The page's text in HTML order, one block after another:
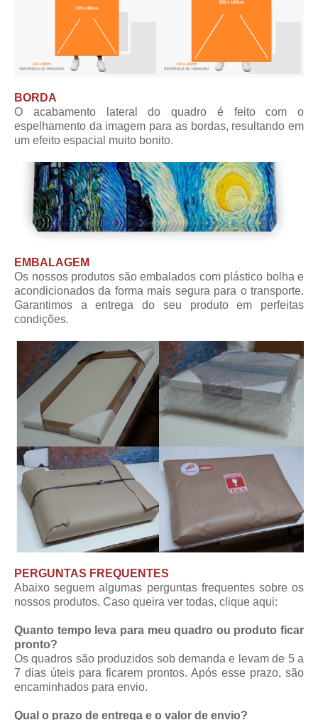
BORDA
O acabamento lateral do quadro é feito com o
espelhamento da imagem para as bordas, resultando em
um efeito espacial muito bonito.
EMBALAGEM
Os nossos produtos são embalados com plástico bolha e
acondicionados da forma mais segura para o transporte.
Garantimos a entrega do seu produto em perfeitas
condições.
PERGUNTAS FREQUENTES
Abaixo seguem algumas perguntas frequentes sobre os
nossos produtos. Caso queira ver todas, clique aqui:
Quanto tempo leva para meu quadro ou produto ficar
pronto?
Os quadros são produzidos sob demanda e levam de 5 a
7 dias úteis para ficarem prontos. Após esse prazo, são
encaminhados para envio.
Qual o prazo de entrega e o valor de envio?